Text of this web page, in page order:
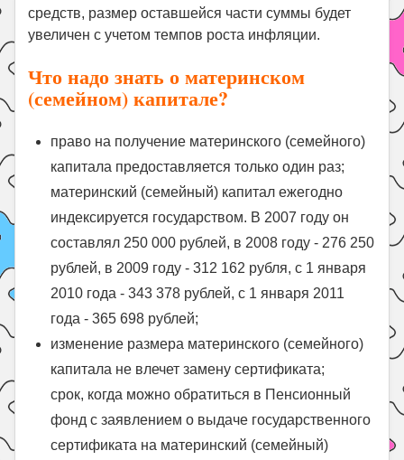
средств, размер оставшейся части суммы будет
увеличен с учетом темпов роста инфляции.
Что надо знать о материнском
(семейном) капитале?
право на получение материнского (семейного)
капитала предоставляется только один раз;
материнский (семейный) капитал ежегодно
индексируется государством. В 2007 году он
составлял 250 000 рублей, в 2008 году - 276 250
рублей, в 2009 году - 312 162 рубля, с 1 января
2010 года - 343 378 рублей, с 1 января 2011
года - 365 698 рублей;
изменение размера материнского (семейного)
капитала не влечет замену сертификата;
срок, когда можно обратиться в Пенсионный
фонд с заявлением о выдаче государственного
сертификата на материнский (семейный)